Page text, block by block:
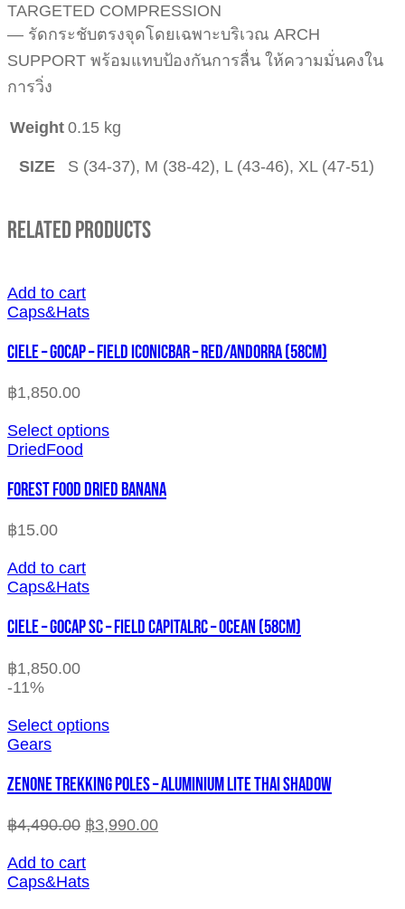
TARGETED COMPRESSION
— รัดกระชับตรงจุดโดยเฉพาะบริเวณ ARCH
SUPPORT พร้อมแทบป้องกันการลื่น ให้ความมั่นคงใน
การวิ่ง
Weight 0.15 kg
SIZE S (34-37), M (38-42), L (43-46), XL (47-51)
Related Products
Add to cart
Caps&Hats
CIELE – GOCAP – FIELD ICONICBAR – RED/ANDORRA (58cm)
฿1,850.00
Select options
DriedFood
FOREST FOOD DRIED BANANA
฿15.00
Add to cart
Caps&Hats
CIELE – GOCAP SC – FIELD CAPITALRC – OCEAN (58cm)
฿1,850.00
-11%
Select options
Gears
ZENONE TREKKING POLES – ALUMINIUM LITE THAI SHADOW
฿4,490.00 ฿3,990.00
Add to cart
Caps&Hats